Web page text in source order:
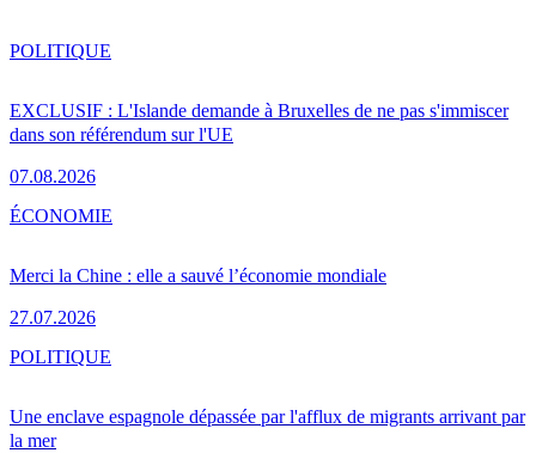
EXCLUSIF : L'Islande demande à Bruxelles de ne pas s'immiscer
dans son référendum sur l'UE
07.08.2026
POLITIQUE
Merci la Chine : elle a sauvé l’économie mondiale
27.07.2026
ÉCONOMIE
Une enclave espagnole dépassée par l'afflux de migrants arrivant par
la mer
POLITIQUE